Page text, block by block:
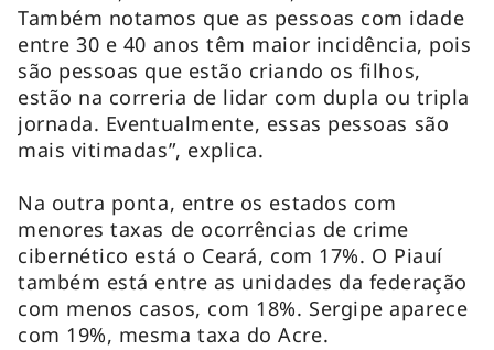
Também notamos que as pessoas com idade
entre 30 e 40 anos têm maior incidência, pois
são pessoas que estão criando os filhos,
estão na correria de lidar com dupla ou tripla
jornada. Eventualmente, essas pessoas são
mais vitimadas”, explica.
Na outra ponta, entre os estados com
menores taxas de ocorrências de crime
cibernético está o Ceará, com 17%. O Piauí
também está entre as unidades da federação
com menos casos, com 18%. Sergipe aparece
com 19%, mesma taxa do Acre.